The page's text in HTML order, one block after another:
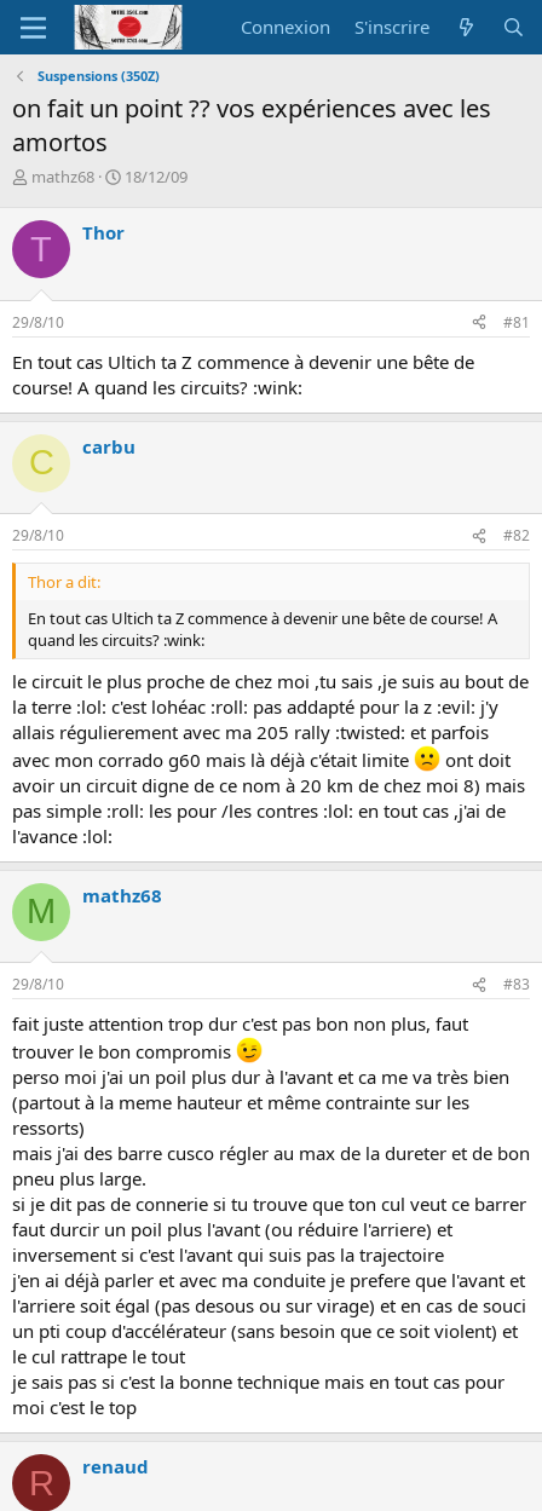
Connexion S'inscrire
Suspensions (350Z)
on fait un point ?? vos expériences avec les
amortos
A
t
e
u
r
d
e
a
d
i
s
c
u
i
o
n
mathz68
D
d
u
t
18/12/09
T Thor
29/8/10 #81
En tout cas Ultich ta Z commence à devenir une bête de
course! A quand les circuits? :wink:
C carbu
29/8/10 #82
Thor a dit:
En tout cas Ultich ta Z commence à devenir une bête de course! A
quand les circuits? :wink:
le circuit le plus proche de chez moi ,tu sais ,je suis au bout de
la terre :lol: c'est lohéac :roll: pas addapté pour la z :evil: j'y
allais régulierement avec ma 205 rally :twisted: et parfois
avec mon corrado g60 mais là déjà c'était limite
ont doit
avoir un circuit digne de ce nom à 20 km de chez moi 8) mais
pas simple :roll: les pour /les contres :lol: en tout cas ,j'ai de
l'avance :lol:
M mathz68
29/8/10 #83
fait juste attention trop dur c'est pas bon non plus, faut
trouver le bon compromis
perso moi j'ai un poil plus dur à l'avant et ca me va très bien
(partout à la meme hauteur et même contrainte sur les
ressorts)
mais j'ai des barre cusco régler au max de la dureter et de bon
pneu plus large.
si je dit pas de connerie si tu trouve que ton cul veut ce barrer
faut durcir un poil plus l'avant (ou réduire l'arriere) et
inversement si c'est l'avant qui suis pas la trajectoire
j'en ai déjà parler et avec ma conduite je prefere que l'avant et
l'arriere soit égal (pas desous ou sur virage) et en cas de souci
un pti coup d'accélérateur (sans besoin que ce soit violent) et
le cul rattrape le tout
je sais pas si c'est la bonne technique mais en tout cas pour
moi c'est le top
R renaud